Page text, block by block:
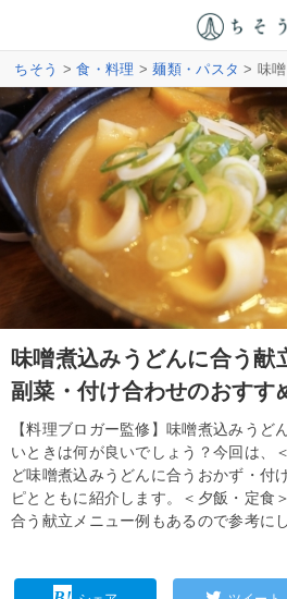
ちそう >食・料理 >麺類・パスタ > 味
味噌煮込みうどんに合う献
副菜・付け合わせのおすす
【料理ブロガー監修】味噌煮込みうど
いときは何が良いでしょう？今回は、
ど味噌煮込みうどんに合うおかず・付
ピとともに紹介します。＜夕飯・定食
合う献立メニュー例もあるので参考に